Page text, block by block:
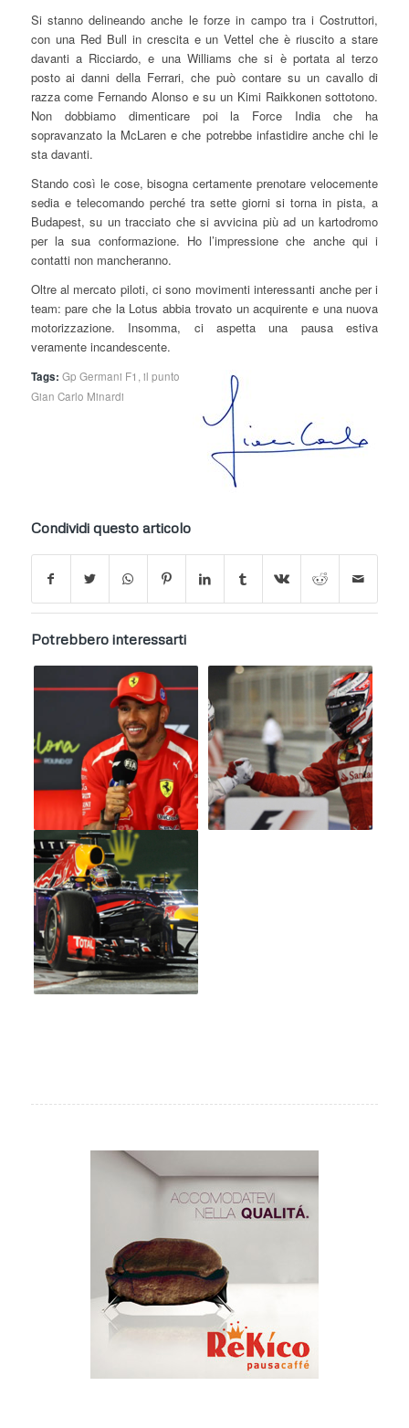
Si stanno delineando anche le forze in campo tra i Costruttori,
con una Red Bull in crescita e un Vettel che è riuscito a stare
davanti a Ricciardo, e una Williams che si è portata al terzo
posto ai danni della Ferrari, che può contare su un cavallo di
razza come Fernando Alonso e su un Kimi Raikkonen sottotono.
Non dobbiamo dimenticare poi la Force India che ha
sopravanzato la McLaren e che potrebbe infastidire anche chi le
sta davanti.
Stando così le cose, bisogna certamente prenotare velocemente
sedia e telecomando perché tra sette giorni si torna in pista, a
Budapest, su un tracciato che si avvicina più ad un kartodromo
per la sua conformazione. Ho l’impressione che anche qui i
contatti non mancheranno.
Oltre al mercato piloti, ci sono movimenti interessanti anche per i
team: pare che la Lotus abbia trovato un acquirente e una nuova
motorizzazione. Insomma, ci aspetta una pausa estiva
veramente incandescente.
Tags: Gp Germani F1 il punto
Gian Carlo Minardi
Condividi questo articolo
Potrebbero interessarti